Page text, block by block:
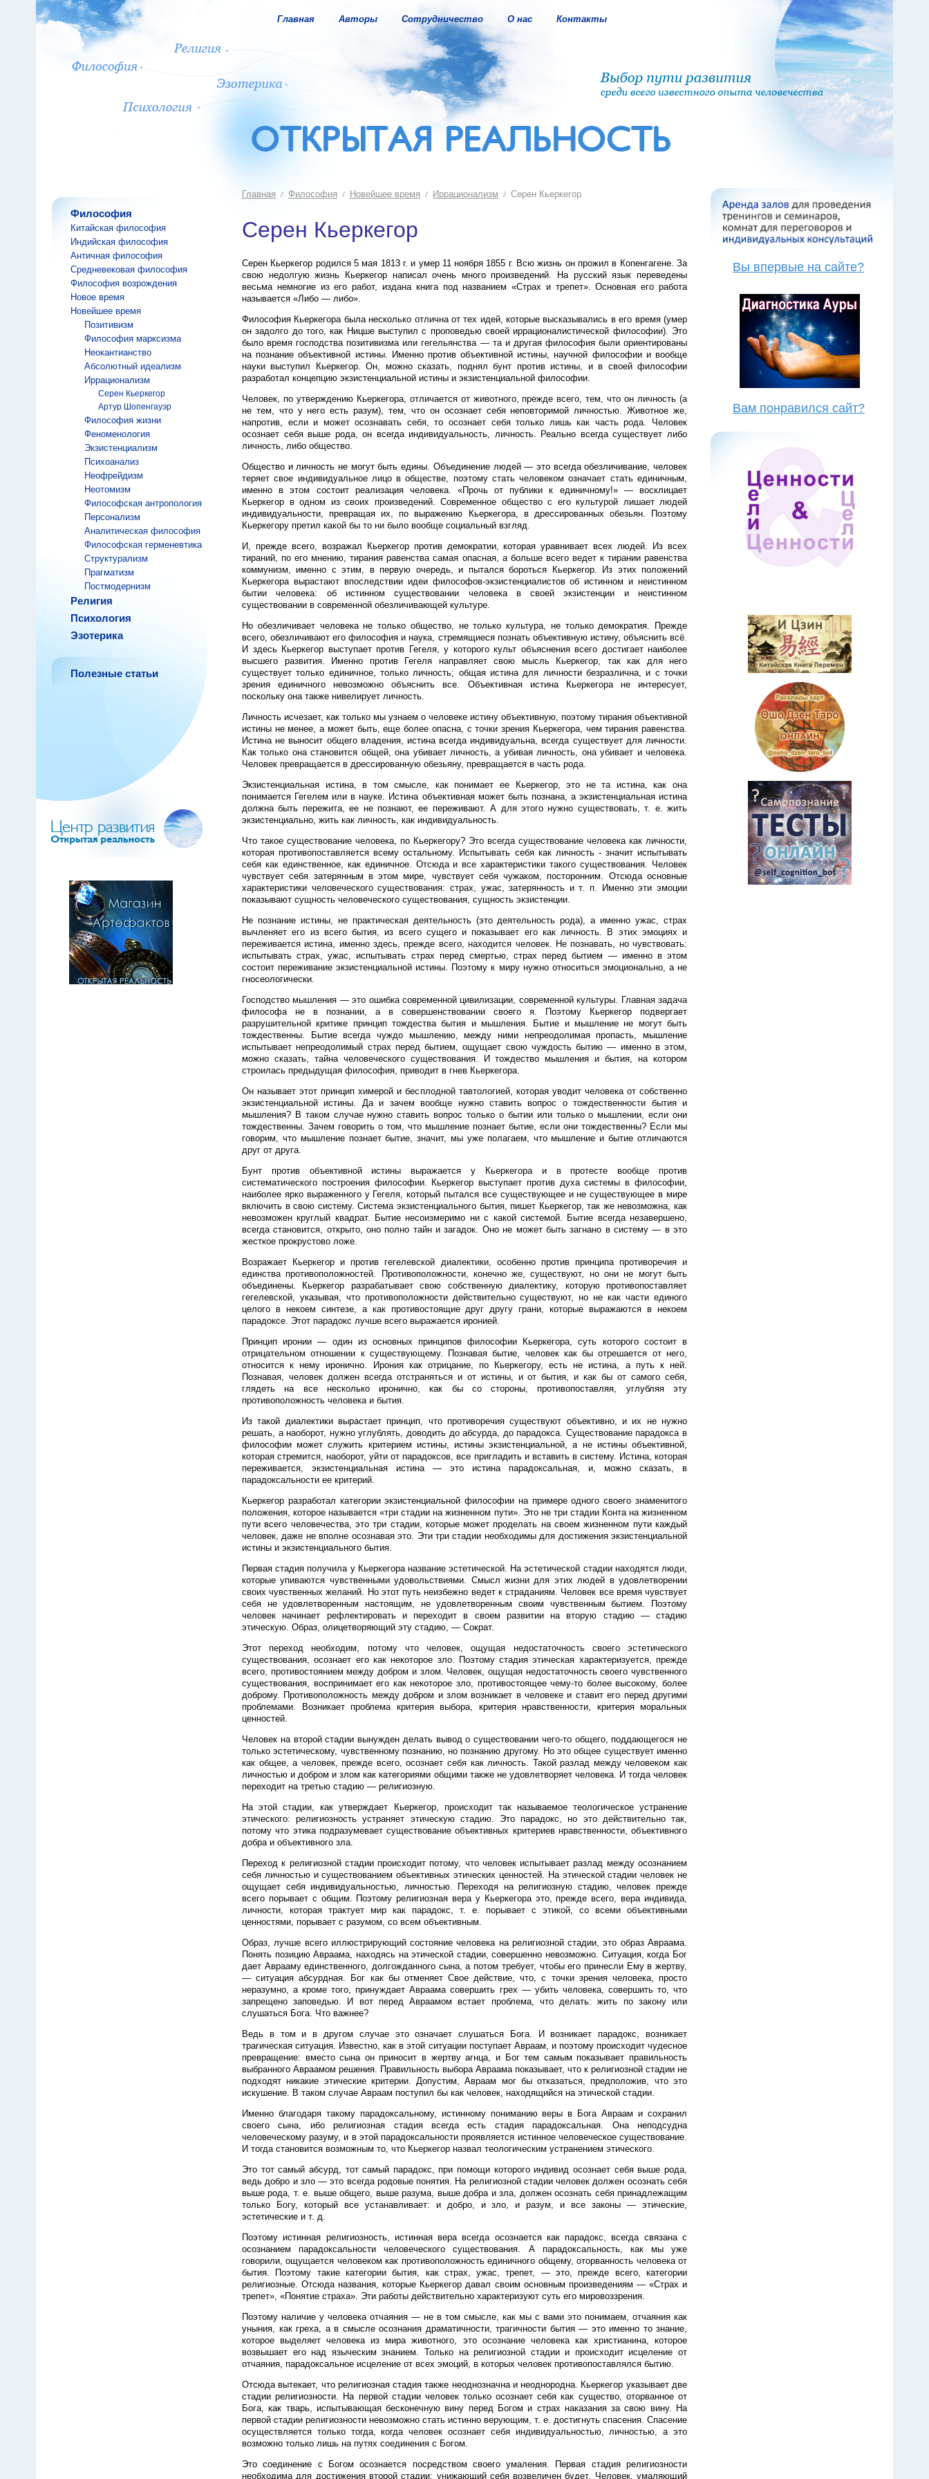
Главная Авторы Сотрудничество О нас Контакты
Философия
Китайская философия
Индийская философия
Античная философия
Средневековая философия
Философия возрождения
Новое время
Новейшее время
Позитивизм
Философия марксизма
Неокантианство
Абсолютный идеализм
Иррационализм
Серен Кьеркегор
Артур Шопенгауэр
Философия жизни
Феноменология
Экзистенциализм
Психоанализ
Неофрейдизм
Неотомизм
Философская антропология
Персонализм
Аналитическая философия
Философская герменевтика
Структурализм
Прагматизм
Постмодернизм
Религия
Психология
Эзотерика
Полезные статьи
Вы впервые на сайте?
Вам понравился сайт?
Главная Философия Новейшее время Иррационализм Серен Кьеркегор
Серен Кьеркегор
Серен Кьеркегор родился 5 мая 1813 г. и умер 11 ноября 1855 г. Всю жизнь он прожил в Копенгагене. За
свою недолгую жизнь Кьеркегор написал очень много произведений. На русский язык переведены
весьма немногие из его работ, издана книга под названием «Страх и трепет». Основная его работа
называется «Либо — либо».
Философия Кьеркегора была несколько отлична от тех идей, которые высказывались в его время (умер
он задолго до того, как Ницше выступил с проповедью своей иррационалистической философии). Это
было время господства позитивизма или гегельянства — та и другая философия были ориентированы
на познание объективной истины. Именно против объективной истины, научной философии и вообще
науки выступил Кьеркегор. Он, можно сказать, поднял бунт против истины, и в своей философии
разработал концепцию экзистенциальной истины и экзистенциальной философии.
Человек, по утверждению Кьеркегора, отличается от животного, прежде всего, тем, что он личность (а
не тем, что у него есть разум), тем, что он осознает себя неповторимой личностью. Животное же,
напротив, если и может осознавать себя, то осознает себя только лишь как часть рода. Человек
осознает себя выше рода, он всегда индивидуальность, личность. Реально всегда существует либо
личность, либо общество.
Общество и личность не могут быть едины. Объединение людей — это всегда обезличивание, человек
теряет свое индивидуальное лицо в обществе, поэтому стать человеком означает стать единичным,
именно в этом состоит реализация человека. «Прочь от публики к единичному!» — восклицает
Кьеркегор в одном из своих произведений. Современное общество с его культурой лишает людей
индивидуальности, превращая их, по выражению Кьеркегора, в дрессированных обезьян. Поэтому
Кьеркегору претил какой бы то ни было вообще социальный взгляд.
И, прежде всего, возражал Кьеркегор против демократии, которая уравнивает всех людей. Из всех
тираний, по его мнению, тирания равенства самая опасная, а больше всего ведет к тирании равенства
коммунизм, именно с этим, в первую очередь, и пытался бороться Кьеркегор. Из этих положений
Кьеркегора вырастают впоследствии идеи философов-экзистенциалистов об истинном и неистинном
бытии человека: об истинном существовании человека в своей экзистенции и неистинном
существовании в современной обезличивающей культуре.
Но обезличивает человека не только общество, не только культура, не только демократия. Прежде
всего, обезличивают его философия и наука, стремящиеся познать объективную истину, объяснить всё.
И здесь Кьеркегор выступает против Гегеля, у которого культ объяснения всего достигает наиболее
высшего развития. Именно против Гегеля направляет свою мысль Кьеркегор, так как для него
существует только единичное, только личность; общая истина для личности безразлична, и с точки
зрения единичного невозможно объяснить все. Объективная истина Кьеркегора не интересует,
поскольку она также нивелирует личность.
Личность исчезает, как только мы узнаем о человеке истину объективную, поэтому тирания объективной
истины не менее, а может быть, еще более опасна, с точки зрения Кьеркегора, чем тирания равенства.
Истина не выносит общего владения, истина всегда индивидуальна, всегда существует для личности.
Как только она становится общей, она убивает личность, а убивая личность, она убивает и человека.
Человек превращается в дрессированную обезьяну, превращается в часть рода.
Экзистенциальная истина, в том смысле, как понимает ее Кьеркегор, это не та истина, как она
понимается Гегелем или в науке. Истина объективная может быть познана, а экзистенциальная истина
должна быть пережита, ее не познают, ее переживают. А для этого нужно существовать, т. е. жить
экзистенциально, жить как личность, как индивидуальность.
Что такое существование человека, по Кьеркегору? Это всегда существование человека как личности,
которая противопоставляется всему остальному. Испытывать себя как личность - значит испытывать
себя как единственное, как единичное. Отсюда и все характеристики такого существования. Человек
чувствует себя затерянным в этом мире, чувствует себя чужаком, посторонним. Отсюда основные
характеристики человеческого существования: страх, ужас, затерянность и т. п. Именно эти эмоции
показывают сущность человеческого существования, сущность экзистенции.
Не познание истины, не практическая деятельность (это деятельность рода), а именно ужас, страх
вычленяет его из всего бытия, из всего сущего и показывает его как личность. В этих эмоциях и
переживается истина, именно здесь, прежде всего, находится человек. Не познавать, но чувствовать:
испытывать страх, ужас, испытывать страх перед смертью, страх перед бытием — именно в этом
состоит переживание экзистенциальной истины. Поэтому к миру нужно относиться эмоционально, а не
гносеологически.
Господство мышления — это ошибка современной цивилизации, современной культуры. Главная задача
философа не в познании, а в совершенствовании своего я. Поэтому Кьеркегор подвергает
разрушительной критике принцип тождества бытия и мышления. Бытие и мышление не могут быть
тождественны. Бытие всегда чуждо мышлению, между ними непреодолимая пропасть, мышление
испытывает непреодолимый страх перед бытием, ощущает свою чуждость бытию — именно в этом,
можно сказать, тайна человеческого существования. И тождество мышления и бытия, на котором
строилась предыдущая философия, приводит в гнев Кьеркегора.
Он называет этот принцип химерой и бесплодной тавтологией, которая уводит человека от собственно
экзистенциальной истины. Да и зачем вообще нужно ставить вопрос о тождественности бытия и
мышления? В таком случае нужно ставить вопрос только о бытии или только о мышлении, если они
тождественны. Зачем говорить о том, что мышление познает бытие, если они тождественны? Если мы
говорим, что мышление познает бытие, значит, мы уже полагаем, что мышление и бытие отличаются
друг от друга.
Бунт против объективной истины выражается у Кьеркегора и в протесте вообще против
систематического построения философии. Кьеркегор выступает против духа системы в философии,
наиболее ярко выраженного у Гегеля, который пытался все существующее и не существующее в мире
включить в свою систему. Система экзистенциального бытия, пишет Кьеркегор, так же невозможна, как
невозможен круглый квадрат. Бытие несоизмеримо ни с какой системой. Бытие всегда незавершено,
всегда становится, открыто, оно полно тайн и загадок. Оно не может быть загнано в систему — в это
жесткое прокрустово ложе.
Возражает Кьеркегор и против гегелевской диалектики, особенно против принципа противоречия и
единства противоположностей. Противоположности, конечно же, существуют, но они не могут быть
объединены. Кьеркегор разрабатывает свою собственную диалектику, которую противопоставляет
гегелевской, указывая, что противоположности действительно существуют, но не как части единого
целого в некоем синтезе, а как противостоящие друг другу грани, которые выражаются в некоем
парадоксе. Этот парадокс лучше всего выражается иронией.
Принцип иронии — один из основных принципов философии Кьеркегора, суть которого состоит в
отрицательном отношении к существующему. Познавая бытие, человек как бы отрешается от него,
относится к нему иронично. Ирония как отрицание, по Кьеркегору, есть не истина, а путь к ней.
Познавая, человек должен всегда отстраняться и от истины, и от бытия, и как бы от самого себя,
глядеть на все несколько иронично, как бы со стороны, противопоставляя, углубляя эту
противоположность человека и бытия.
Из такой диалектики вырастает принцип, что противоречия существуют объективно, и их не нужно
решать, а наоборот, нужно углублять, доводить до абсурда, до парадокса. Существование парадокса в
философии может служить критерием истины, истины экзистенциальной, а не истины объективной,
которая стремится, наоборот, уйти от парадоксов, все пригладить и вставить в систему. Истина, которая
переживается, экзистенциальная истина — это истина парадоксальная, и, можно сказать, в
парадоксальности ее критерий.
Кьеркегор разработал категории экзистенциальной философии на примере одного своего знаменитого
положения, которое называется «три стадии на жизненном пути». Это не три стадии Конта на жизненном
пути всего человечества, это три стадии, которые может проделать на своем жизненном пути каждый
человек, даже не вполне осознавая это. Эти три стадии необходимы для достижения экзистенциальной
истины и экзистенциального бытия.
Первая стадия получила у Кьеркегора название эстетической. На эстетической стадии находятся люди,
которые упиваются чувственными удовольствиями. Смысл жизни для этих людей в удовлетворении
своих чувственных желаний. Но этот путь неизбежно ведет к страданиям. Человек все время чувствует
себя не удовлетворенным настоящим, не удовлетворенным своим чувственным бытием. Поэтому
человек начинает рефлектировать и переходит в своем развитии на вторую стадию — стадию
этическую. Образ, олицетворяющий эту стадию, — Сократ.
Этот переход необходим, потому что человек, ощущая недостаточность своего эстетического
существования, осознает его как некоторое зло. Поэтому стадия этическая характеризуется, прежде
всего, противостоянием между добром и злом. Человек, ощущая недостаточность своего чувственного
существования, воспринимает его как некоторое зло, противостоящее чему-то более высокому, более
доброму. Противоположность между добром и злом возникает в человеке и ставит его перед другими
проблемами. Возникает проблема критерия выбора, критерия нравственности, критерия моральных
ценностей.
Человек на второй стадии вынужден делать вывод о существовании чего-то общего, поддающегося не
только эстетическому, чувственному познанию, но познанию другому. Но это общее существует именно
как общее, а человек, прежде всего, осознает себя как личность. Такой разлад между человеком как
личностью и добром и злом как категориями общими также не удовлетворяет человека. И тогда человек
переходит на третью стадию — религиозную.
На этой стадии, как утверждает Кьеркегор, происходит так называемое теологическое устранение
этического: религиозность устраняет этическую стадию. Это парадокс, но это действительно так,
потому что этика подразумевает существование объективных критериев нравственности, объективного
добра и объективного зла.
Переход к религиозной стадии происходит потому, что человек испытывает разлад между осознанием
себя личностью и существованием объективных этических ценностей. На этической стадии человек не
ощущает себя индивидуальностью, личностью. Переходя на религиозную стадию, человек прежде
всего порывает с общим. Поэтому религиозная вера у Кьеркегора это, прежде всего, вера индивида,
личности, которая трактует мир как парадокс, т. е. порывает с этикой, со всеми объективными
ценностями, порывает с разумом, со всем объективным.
Образ, лучше всего иллюстрирующий состояние человека на религиозной стадии, это образ Авраама.
Понять позицию Авраама, находясь на этической стадии, совершенно невозможно. Ситуация, когда Бог
дает Аврааму единственного, долгожданного сына, а потом требует, чтобы его принесли Ему в жертву,
— ситуация абсурдная. Бог как бы отменяет Свое действие, что, с точки зрения человека, просто
неразумно, а кроме того, принуждает Авраама совершить грех — убить человека, совершить то, что
запрещено заповедью. И вот перед Авраамом встает проблема, что делать: жить по закону или
слушаться Бога. Что важнее?
Ведь в том и в другом случае это означает слушаться Бога. И возникает парадокс, возникает
трагическая ситуация. Известно, как в этой ситуации поступает Авраам, и поэтому происходит чудесное
превращение: вместо сына он приносит в жертву агнца, и Бог тем самым показывает правильность
выбранного Авраамом решения. Правильность выбора Авраама показывает, что к религиозной стадии не
подходят никакие этические критерии. Допустим, Авраам мог бы отказаться, предположив, что это
искушение. В таком случае Авраам поступил бы как человек, находящийся на этической стадии.
Именно благодаря такому парадоксальному, истинному пониманию веры в Бога Авраам и сохранил
своего сына, ибо религиозная стадия всегда есть стадия парадоксальная. Она неподсудна
человеческому разуму, и в этой парадоксальности проявляется истинное человеческое существование.
И тогда становится возможным то, что Кьеркегор назвал теологическим устранением этического.
Это тот самый абсурд, тот самый парадокс, при помощи которого индивид осознает себя выше рода,
ведь добро и зло — это всегда родовые понятия. На религиозной стадии человек должен осознать себя
выше рода, т. е. выше общего, выше разума, выше добра и зла, должен осознать себя принадлежащим
только Богу, который все устанавливает: и добро, и зло, и разум, и все законы — этические,
эстетические и т. д.
Поэтому истинная религиозность, истинная вера всегда осознается как парадокс, всегда связана с
осознанием парадоксальности человеческого существования. А парадоксальность, как мы уже
говорили, ощущается человеком как противоположность единичного общему, оторванность человека от
бытия. Поэтому такие категории бытия, как страх, ужас, трепет, — это, прежде всего, категории
религиозные. Отсюда названия, которые Кьеркегор давал своим основным произведениям — «Страх и
трепет», «Понятие страха». Эти работы действительно характеризуют суть его мировоззрения.
Поэтому наличие у человека отчаяния — не в том смысле, как мы с вами это понимаем, отчаяния как
уныния, как греха, а в смысле осознания драматичности, трагичности бытия — это именно то знание,
которое выделяет человека из мира животного, это осознание человека как христианина, которое
возвышает его над языческим знанием. Только на религиозной стадии и происходит исцеление от
отчаяния, парадоксальное исцеление от всех эмоций, в которых человек противопоставлялся бытию.
Отсюда вытекает, что религиозная стадия также неоднозначна и неоднородна. Кьеркегор указывает две
стадии религиозности. На первой стадии человек только осознает себя как существо, оторванное от
Бога, как тварь, испытывающая бесконечную вину перед Богом и страх наказания за свою вину. На
первой стадии религиозности невозможно стать истинно верующим, т. е. достигнуть спасения. Спасение
осуществляется только тогда, когда человек осознает себя индивидуальностью, личностью, а это
возможно только лишь на путях соединения с Богом.
Это соединение с Богом осознается посредством своего умаления. Первая стадия религиозности
необходима для достижения второй стадии: унижающий себя возвеличен будет. Человек, умаляющий